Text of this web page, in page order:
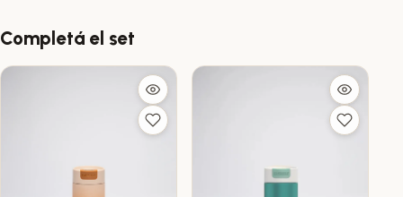
Completá el set